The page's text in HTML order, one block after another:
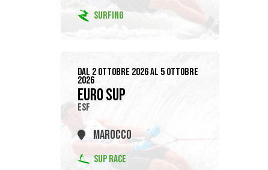
SURFING
DAL 2 OTTOBRE 2026 AL 5 OTTOBRE
2026
EURO SUP
ESF
MAROCCO
SUP RACE